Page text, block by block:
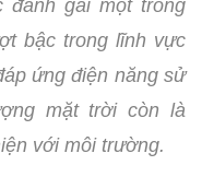
gái một trong
bậc trong lĩnh vực
ứng điện năng sử
mặt trời còn là
với môi trường.